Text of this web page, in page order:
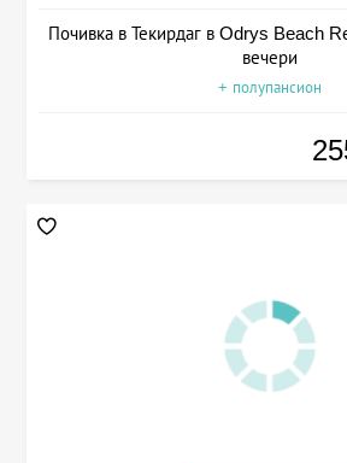
Почивка в Текирдаг в Odrys Beach
вечери
+ полупансион